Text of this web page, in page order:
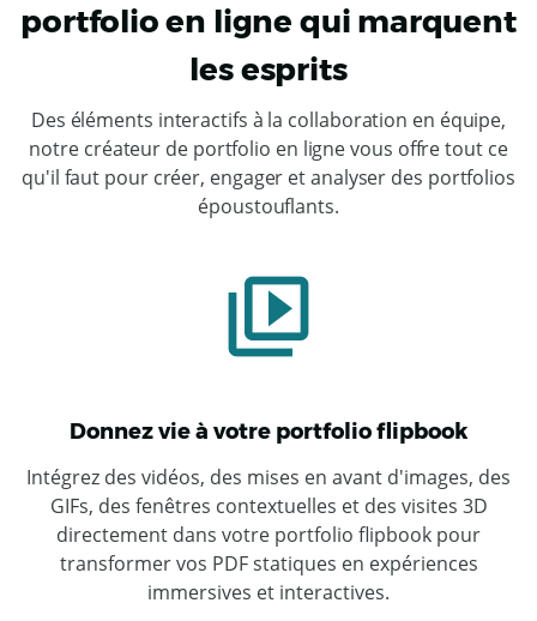
portfolio en ligne qui marquent
les esprits
Des éléments interactifs à la collaboration en équipe,
notre créateur de portfolio en ligne vous offre tout ce
qu'il faut pour créer, engager et analyser des portfolios
époustouflants.
Donnez vie à votre portfolio flipbook
Intégrez des vidéos, des mises en avant d'images, des
GIFs, des fenêtres contextuelles et des visites 3D
directement dans votre portfolio flipbook pour
transformer vos PDF statiques en expériences
immersives et interactives.